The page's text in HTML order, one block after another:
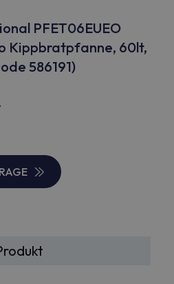
PFET06EUEO
Kippbratpfanne, 60lt,
586191)